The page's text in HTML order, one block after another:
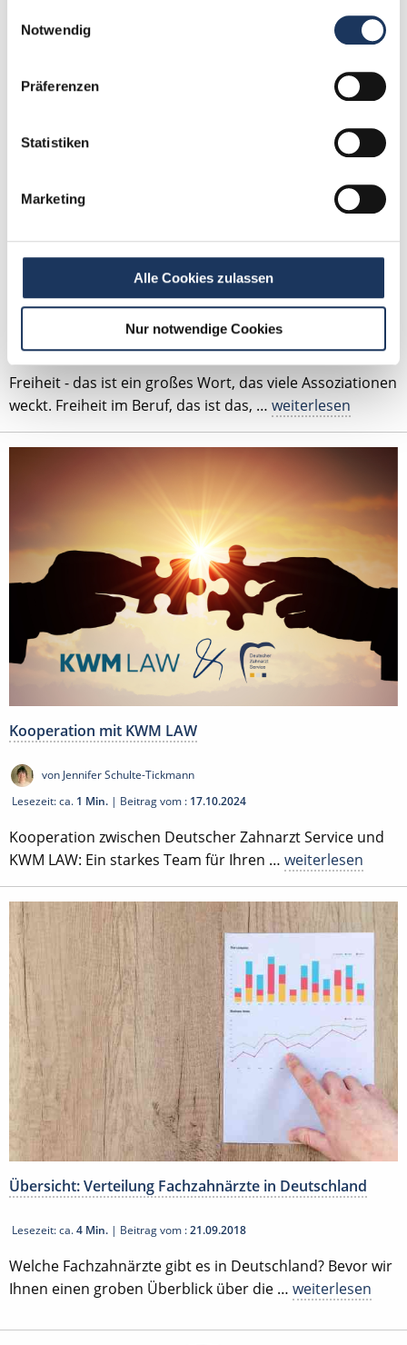
Notwendig
Präferenzen
Statistiken
Marketing
Alle Cookies zulassen
Nur notwendige Cookies
Eigene Zahnarztpraxis: Praxisübernahme oder
von Jennifer Schulte-Tickmann
Lesezeit: ca.6 Min.| Beitrag vom :22.02.2022
Freiheit - das ist ein großes Wort, das viele Assoziationen
weckt. Freiheit im Beruf, das ist das, … weiterlesen
Kooperation mit KWM LAW
von Jennifer Schulte-Tickmann
Lesezeit: ca. 1 Min. | Beitrag vom : 17.10.2024
Kooperation zwischen Deutscher Zahnarzt Service und
KWM LAW: Ein starkes Team für Ihren … weiterlesen
Übersicht: Verteilung Fachzahnärzte in Deutschland
Lesezeit: ca.4 Min. | Beitrag vom :21.09.2018
Welche Fachzahnärzte gibt es in Deutschland? Bevor wir
Ihnen einen groben Überblick über die … weiterlesen